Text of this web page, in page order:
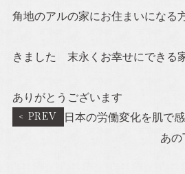
Company
施工事例
角地のアルの家にお住まいになる
きました 末永くお幸せにできる
ありがとうございます
日本の労働変化を肌で
あ